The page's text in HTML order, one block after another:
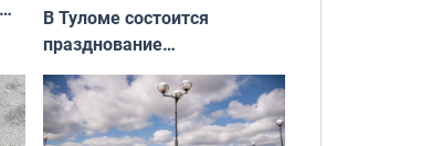
В Туломе состоится
празднование
Международного дня
коренных народов мира